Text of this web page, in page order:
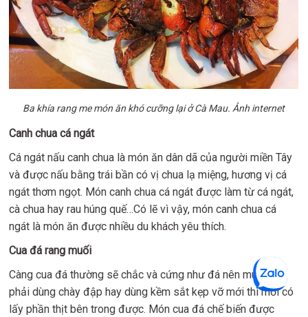
Ba khía rang me món ăn khó cưỡng lại ở Cà Mau. Ảnh internet
Canh chua cá ngát
Cá ngát nấu canh chua là món ăn dân dã của người miền Tây
và được nấu bằng trái bần có vị chua lạ miệng, hương vị cá
ngát thơm ngọt. Món canh chua cá ngát được làm từ cá ngát,
cà chua hay rau húng quế…Có lẽ vì vậy, món canh chua cá
ngát là món ăn được nhiều du khách yêu thích.
Cua đá rang muối
Càng cua đá thường sẽ chắc và cứng như đá nên muốn ăn
phải dùng chày đập hay dùng kềm sắt kẹp vỡ mới thì mới có
lấy phần thịt bên trong được. Món cua đá chế biến được